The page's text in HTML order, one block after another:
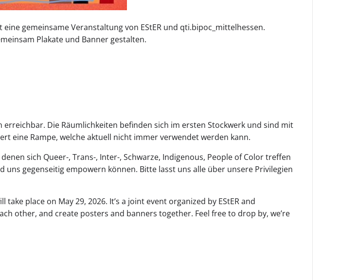
gemeinsame Veranstaltung von EStER und qti.bipoc_mittelhessen.
Plakate und Banner gestalten.
Die Räumlichkeiten befinden sich im ersten Stockwerk und sind mit
eine Rampe, welche aktuell nicht immer verwendet werden kann.
sich Queer-, Trans-, Inter-, Schwarze, Indigenous, People of Color treffen
gegenseitig empowern können. Bitte lasst uns alle über unsere Privilegien
place on May 29, 2026. It’s a joint event organized by EStER and
other, and create posters and banners together. Feel free to drop by, we’re